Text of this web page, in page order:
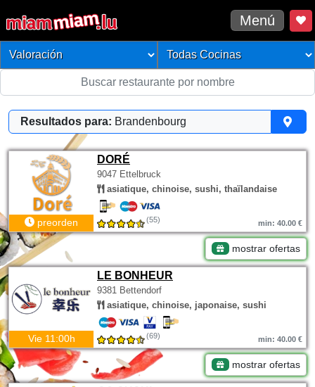
Menú
Resultados para: Brandenbourg
DORÉ
9047 Ettelbruck
asiatique, chinoise, sushi, thaïlandaise
preorden (55) min: 40.00 €
mostrar ofertas
LE BONHEUR
9381 Bettendorf
asiatique, chinoise, japonaise, sushi
Vie 11:00h (69) min: 40.00 €
mostrar ofertas